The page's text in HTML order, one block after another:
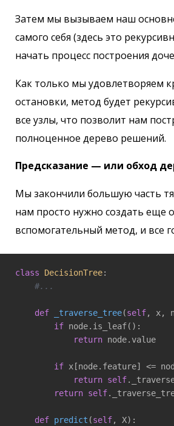
Затем мы вызываем наш
самого себя (здесь это
начать процесс построения
Как только мы удовлетворяем
остановки, метод будет
все узлы, что позволит нам
полноценное дерево решений.
Предсказание — или обход
Мы закончили большую часть
нам просто нужно создать еще
вспомогательный метод, и все
class DecisionTree:
#...
def _traverse_tree(self, x,
if node.is_leaf():
return node.value
if x[node.feature] <=
return self
return self
def predict (self, X) :